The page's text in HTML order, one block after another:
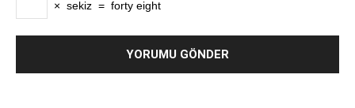
× sekiz = forty eight